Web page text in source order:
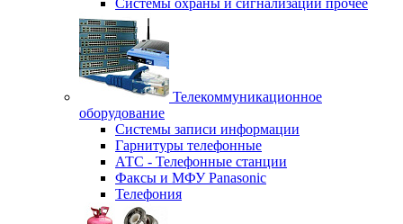
Системы охраны и сигнализации прочее
Телекоммуникационное
оборудование
Системы записи информации
Гарнитуры телефонные
АТС - Телефонные станции
Факсы и МФУ Panasonic
Телефония